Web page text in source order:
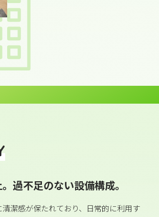
過不足のない設備構成。
潔感が保たれており、日常的に利用す